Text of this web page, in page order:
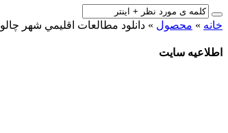
خانه » محصول » دانلود مطالعات اقليمي شهر
اطلاعیه سایت